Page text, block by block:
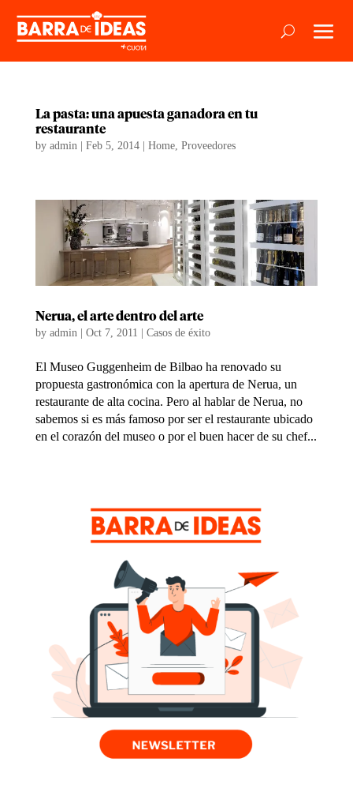
La pasta: una apuesta ganadora en tu
restaurante
by admin| Feb 5, 2014| Home, Proveedores
Nerua, el arte dentro del arte
by admin| Oct 7, 2011 Casos de éxito
El Museo Guggenheim de Bilbao ha renovado su
propuesta gastronómica con la apertura de Nerua, un
restaurante de alta cocina. Pero al hablar de Nerua, no
sabemos si es más famoso por ser el restaurante ubicado
en el corazón del museo o por el buen hacer de su chef...